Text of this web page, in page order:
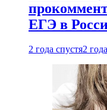
ЕГЭ в
2 года спустя2